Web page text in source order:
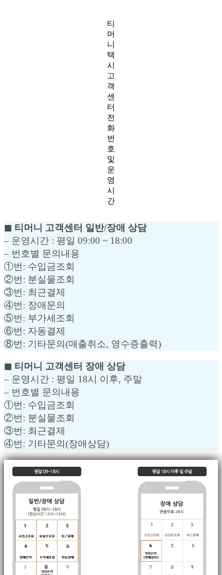
티
머
니
택
시
고
객
센
터
전
화
번
호
및
운
영
시
간
◼︎ 티머니 고객센터 일반/장애 상담
– 운영시간 : 평일 09:00 ~ 18:00
– 번호별 문의내용
①번: 수입금조회
②번: 분실물조회
③번: 최근결제
④번: 장애문의
⑤번: 부가세조회
⑥번: 자동결제
⑧번: 기타문의(매출취소, 영수증출력)
◼︎ 티머니 고객센터 장애 상담
– 운영시간 : 평일 18시 이후, 주말
– 번호별 문의내용
①번: 수입금조회
②번: 분실물조회
③번: 최근결제
④번: 기타문의(장애상담)